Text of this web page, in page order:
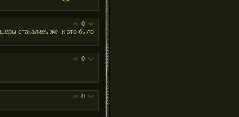
0
стакались же, и это было
0
0